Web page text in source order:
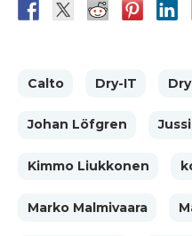
Calto Dry-IT
Johan Löfgren
Kimmo Liukkonen
Marko Malmivaara